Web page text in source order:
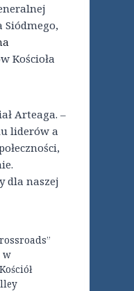
Kościoła
Arteaga. –
liderów a
dla naszej
w